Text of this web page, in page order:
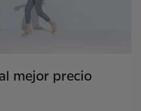
mejor precio